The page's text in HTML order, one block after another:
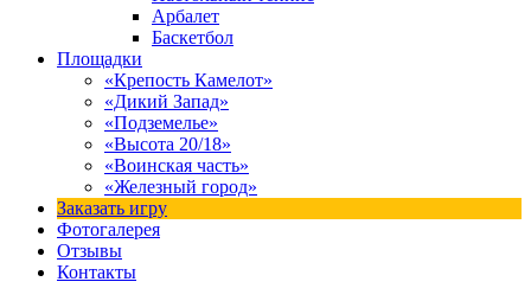
Арбалет
Баскетбол
Площадки
«Крепость Камелот»
«Дикий Запад»
«Подземелье»
«Высота 20/18»
«Воинская часть»
«Железный город»
Заказать игру
Фотогалерея
Отзывы
Контакты